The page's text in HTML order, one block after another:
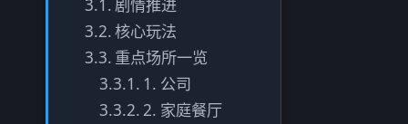
剧情推进
核心玩法
重点场所一览
1. 公司
2. 家庭餐厅